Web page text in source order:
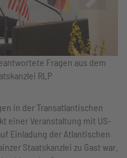
Fragen aus dem
RLP
in der Transatlantischen
einer Veranstaltung mit US-
Einladung der Atlantischen
Staatskanzlei zu Gast war.